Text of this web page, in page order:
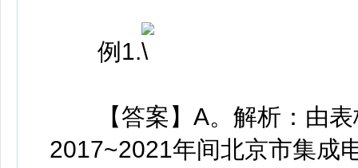
例1.
【答案】A。解析：由表
2017~2021年间北京市集成